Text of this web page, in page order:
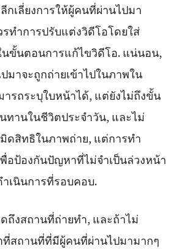
กเลี่ยงการให้ผู้คนที่ผ่านไปมา
รทำการปรับแต่งวิดีโอโดยใส่
นขั้นตอนการแก้ไขวิดีโอ. แน่นอน,
มาจะถูกถ่ายเข้าไปในภาพใน
รถระบุใบหน้าได้, แต่ยังไม่ถึงขั้น
ทานในชีวิตประจำวัน, และไม่
มิดสิทธิในภาพถ่าย, แต่การทำ
พื่อป้องกันปัญหาที่ไม่จำเป็นล่วงหน้า
เนินการที่รอบคอบ.
ถึงสถานที่ถ่ายทำ, และถ้าไม่
ที่สถานที่ที่มีผู้คนที่ผ่านไปมามากๆ